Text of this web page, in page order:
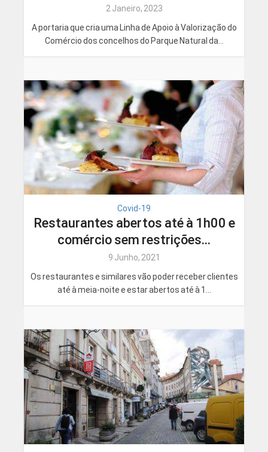
2 Janeiro, 2023
A portaria que cria uma Linha de Apoio à Valorização do
Comércio dos concelhos do Parque Natural da...
Covid-19
Restaurantes abertos até à 1h00 e
comércio sem restrições...
9 Junho, 2021
Os restaurantes e similares vão poder receber clientes
até à meia-noite e estar abertos até à 1...